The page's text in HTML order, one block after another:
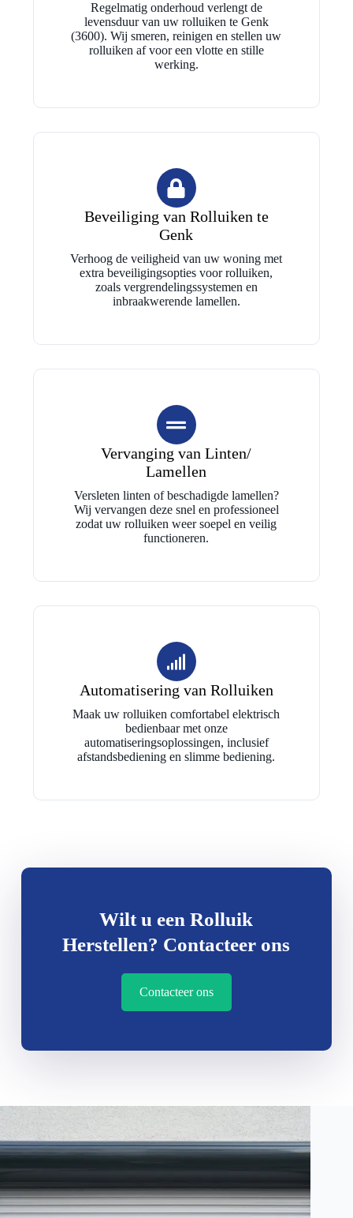
Regelmatig onderhoud verlengt de
levensduur van uw rolluiken te Genk
(3600). Wij smeren, reinigen en stellen uw
rolluiken af voor een vlotte en stille
werking.
Beveiliging van Rolluiken te
Genk
Verhoog de veiligheid van uw woning met
extra beveiligingsopties voor rolluiken,
zoals vergrendelingssystemen en
inbraakwerende lamellen.
Vervanging van Linten/
Lamellen
Versleten linten of beschadigde lamellen?
Wij vervangen deze snel en professioneel
zodat uw rolluiken weer soepel en veilig
functioneren.
Automatisering van Rolluiken
Maak uw rolluiken comfortabel elektrisch
bedienbaar met onze
automatiseringsoplossingen, inclusief
afstandsbediening en slimme bediening.
Wilt u een Rolluik
Herstellen? Contacteer ons
Contacteer ons